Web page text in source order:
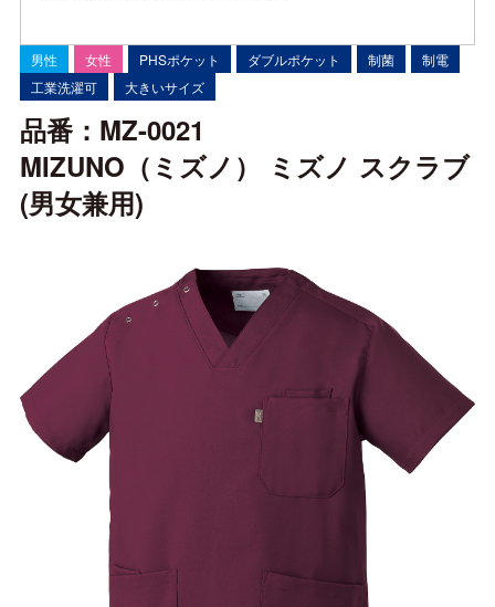
男性 女性 PHSポケット ダブルポケット 制菌
制電
工業洗濯可
大きいサイズ
品番：MZ-0021
MIZUNO（ミズノ） ミズノ スクラブ
(男女兼用)